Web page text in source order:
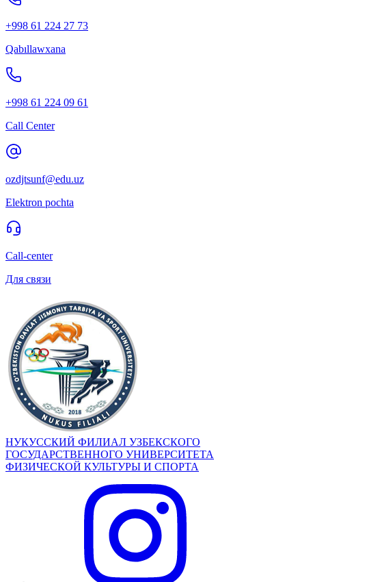
+998 61 224 27 73
Qabıllawxana
+998 61 224 09 61
Call Center
ozdjtsunf@edu.uz
Elektron pochta
Call-center
Для связи
НУКУССКИЙ ФИЛИАЛ УЗБЕКСКОГО
ГОСУДАРСТВЕННОГО УНИВЕРСИТЕТА
ФИЗИЧЕСКОЙ КУЛЬТУРЫ И СПОРТА